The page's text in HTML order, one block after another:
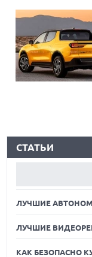
СТАТЬИ
КАК БЕЗОПАСНО
ЛУЧШИЕ
ЛУЧШИЕ
КАК БЕЗОПАСНО